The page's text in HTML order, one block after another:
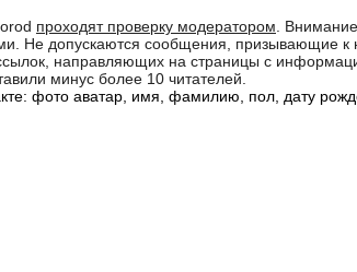
проходят проверку модератором .
Не допускаются сообщения, призывающие
направляющих на страницы с
минус более 10 читателей.
фото аватар, имя, фамилию, пол, дату